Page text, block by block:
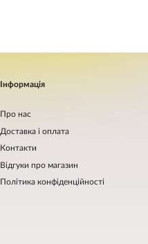
Інформація
Про нас
Доставка і оплата
Контакти
Відгуки про магазин
Політика конфіденційності